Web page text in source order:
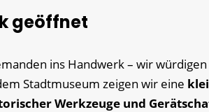
geöffnet
ins Handwerk – wir
Stadtmuseum zeigen wir eine
Werkzeuge und